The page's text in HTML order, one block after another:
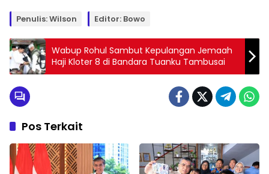
Penulis: Wilson Editor: Bowo
Wabup Rohul Sambut Kepulangan Jemaah
Haji Kloter 8 di Bandara Tuanku Tambusai
Pos Terkait